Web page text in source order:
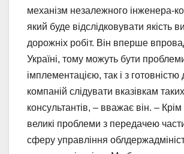
механізм незалежного інженера-
який буде відслідковувати якість
дорожніх робіт. Він вперше
Україні, тому можуть бути
імплементацією, так і з готовністю
компаній слідувати вказівкам
консультантів, – вважає він. – Крім
великі проблеми з передачею
сферу управління